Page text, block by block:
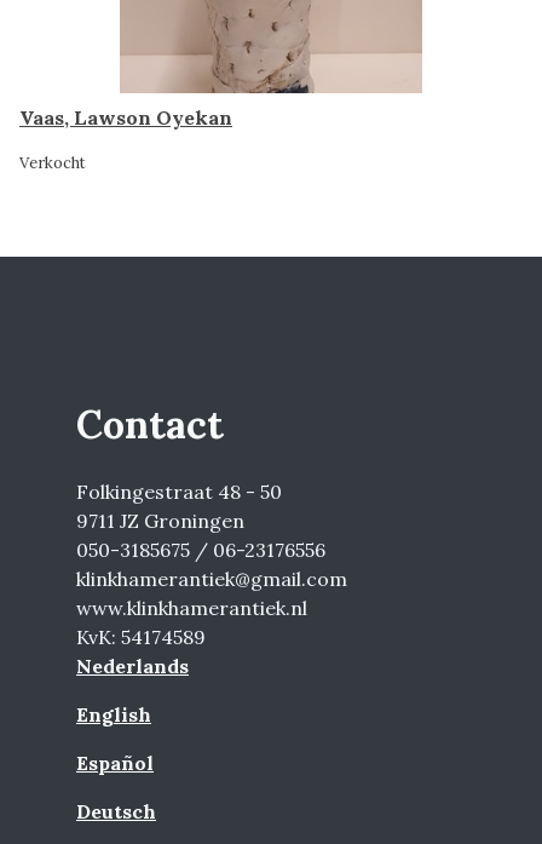
Vaas, Lawson Oyekan
Verkocht
Contact
Folkingestraat 48 - 50
9711 JZ Groningen
050-3185675 / 06-23176556
klinkhamerantiek@gmail.com
www.klinkhamerantiek.nl
KvK: 54174589
Nederlands
English
Español
Deutsch